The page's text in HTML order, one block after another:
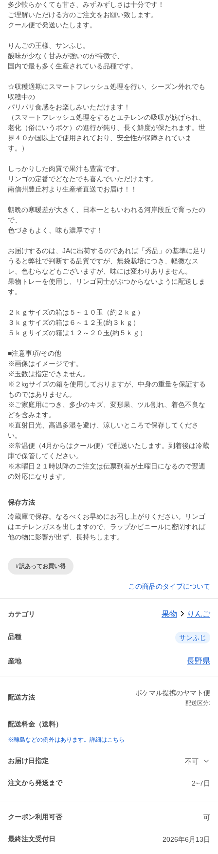
多少軟らかくても甘さ、みずみずしさは十分です！
ご理解いただける方のご注文をお願い致します。
クール便で発送いたします。
りんごの王様、サンふじ。
酸味が少なく甘みが強いのが特徴で、
国内で最も多く生産されている品種です。
☆収穫適期にスマートフレッシュ処理を行い、シーズン外れでも
収穫中の
パリパリ食感をお楽しみいただけます！
（スマートフレッシュ処理をするとエチレンの吸収が妨げられ、
老化（俗にいうボケ）の進行が鈍り、長く鮮度が保たれます。世
界４０か国以上で使用されており、安全性が保障されていま
す。）
しっかりした肉質で果汁も豊富です。
リンゴの定番でどなたでも喜んでいただけます。
南信州豊丘村より生産者直送でお届け！！
朝晩の寒暖差が大きく、日本一ともいわれる河岸段丘で育ったの
で、
色づきもよく、味も濃厚です！
お届けするのは、JAに出荷するのであれば「秀品」の基準に足り
うると弊社で判断する品質ですが、無袋栽培につき、軽微なス
レ、色むらなどもございますが、味には変わりありません。
果物トレーを使用し、リンゴ同士がぶつからないように配送しま
す。
２ｋｇサイズの箱は５～１０玉（約２ｋｇ）
３ｋｇサイズの箱は６～１２玉(約３ｋｇ）
５ｋｇサイズの箱は１２～２０玉(約５ｋｇ）
■注意事項/その他
※画像はイメージです。
※玉数は指定できません。
※２kgサイズの箱を使用しておりますが、中身の重量を保証する
ものではありません。
※ご家庭用につき、多少のキズ、変形果、ツル割れ、着色不良な
どを含みます。
※直射日光、高温多湿を避け、涼しいところで保存してくださ
い。
※常温便（4月からはクール便）で配送いたします。到着後は冷蔵
庫で保管してください。
※木曜日２１時以降のご注文は伝票到着が土曜日になるので翌週
の対応になります。
保存方法
冷蔵庫で保存。なるべくお早めにお召し上がりください。リンゴ
はエチレンガスを出しますので、ラップかビニールに密閉すれば
他の物に影響が出ず、長持ちします。
#訳あってお買い得
この商品のタイプについて
カテゴリ 果物 りんご
品種 サンふじ
産地 長野県
配送方法
ポケマル提携のヤマト便
配送区分:
配送料金（送料）
※離島などの例外はあります。詳細はこちら
お届け日指定 不可
注文から発送まで 2~7日
クーポン利用可否 可
最終注文受付日 2026年6月13日